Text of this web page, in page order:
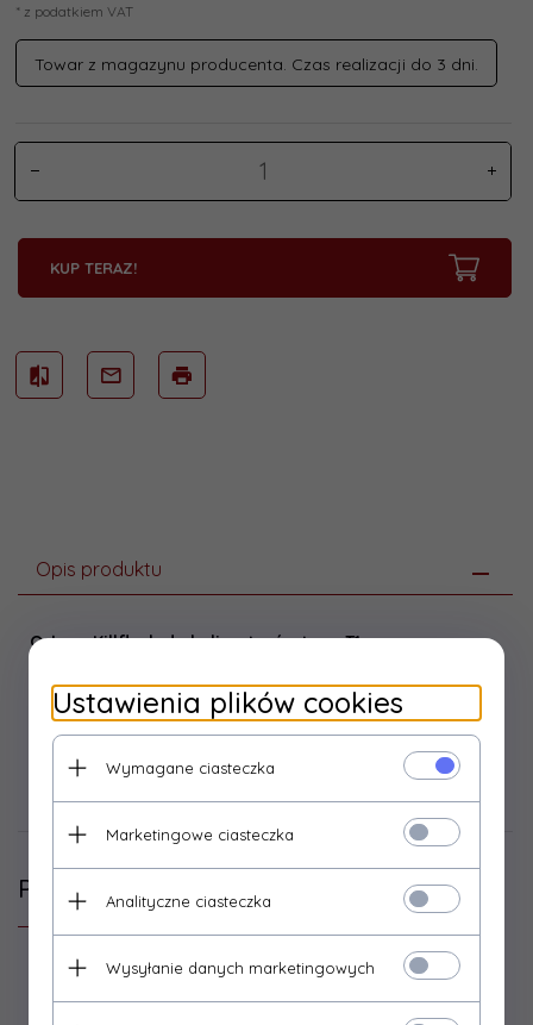
* z podatkiem VAT
Towar z magazynu producenta. Czas realizacji do 3 dni.
KUP TERAZ!
Opis produktu
Osłona Killflash do kolimatorów typu T1
Osłona Killflash dedykowana do montażu w kolimatorach
T1. Produkt został wykonany z tworzywa sztucznego.
Opinie Klientów
Podobne produkty
Ustawienia plików cookies
Wymagane ciasteczka
Marketingowe ciasteczka
Analityczne ciasteczka
Wysyłanie danych marketingowych